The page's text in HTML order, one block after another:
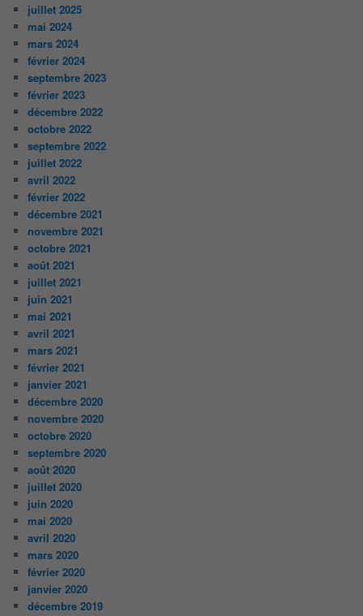
juillet 2025
mai 2024
mars 2024
février 2024
septembre 2023
février 2023
décembre 2022
octobre 2022
septembre 2022
juillet 2022
avril 2022
février 2022
décembre 2021
novembre 2021
octobre 2021
août 2021
juillet 2021
juin 2021
mai 2021
avril 2021
mars 2021
février 2021
janvier 2021
décembre 2020
novembre 2020
octobre 2020
septembre 2020
août 2020
juillet 2020
juin 2020
mai 2020
avril 2020
mars 2020
février 2020
janvier 2020
décembre 2019